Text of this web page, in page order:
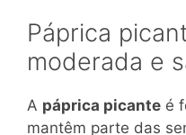
Páprica
moderada e
A páprica picante é
mantêm parte das